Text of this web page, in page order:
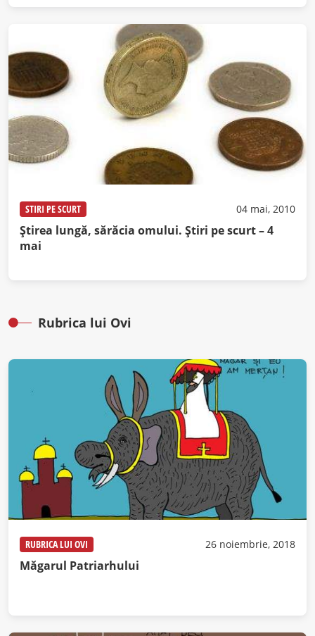
STIRI PE SCURT 04 mai, 2010
Ştirea lungă, sărăcia omului. Ştiri pe scurt – 4
mai
Rubrica lui Ovi
RUBRICA LUI OVI 26 noiembrie, 2018
Măgarul Patriarhului